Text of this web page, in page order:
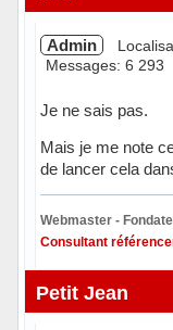
Admin
Messages: 6 293
Je ne sais pas.
Mais je me note
de lancer cela
Webmaster -
Consultant
Hors ligne
Petit Jean